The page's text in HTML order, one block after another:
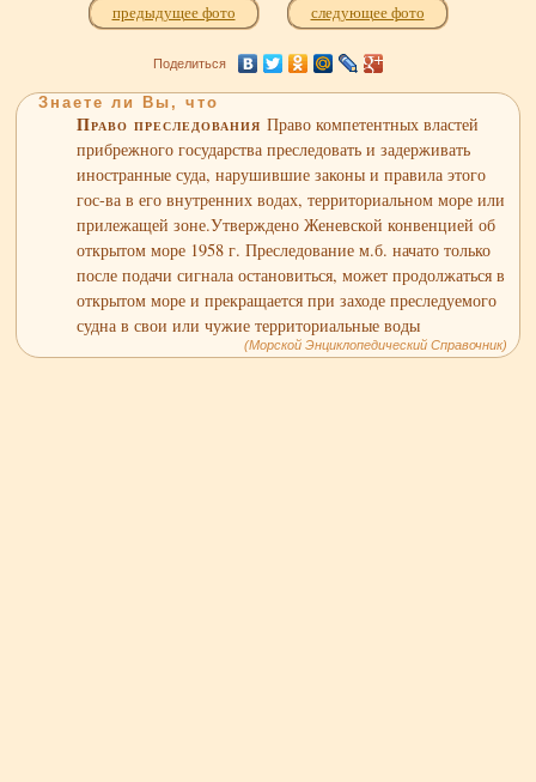
предыдущее фото следующее фото
Поделиться
Знаете ли Вы, что
Право преследованияПраво компетентных властей
прибрежного государства преследовать и задерживать
иностранные суда, нарушившие законы и правила этого
гос-ва в его внутренних водах, территориальном море или
прилежащей зоне.Утверждено Женевской конвенцией об
открытом море 1958 г. Преследование м.б. начато только
после подачи сигнала остановиться, может продолжаться в
открытом море и прекращается при заходе преследуемого
судна в свои или чужие территориальные воды
(Морской Энциклопедический Справочник)